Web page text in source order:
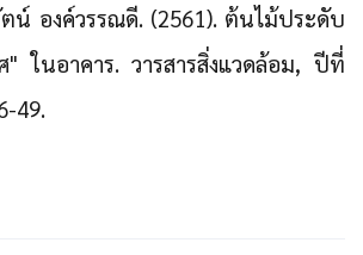
น์ องค์วรรณดี. (2561). ต้นไม้ประดับ
" ในอาคาร. วารสารสิ่งแวดล้อม, ปีที่
49.